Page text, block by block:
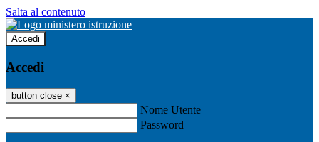
Salta al contenuto
Accedi
Accedi
button close ×
Nome Utente
Password